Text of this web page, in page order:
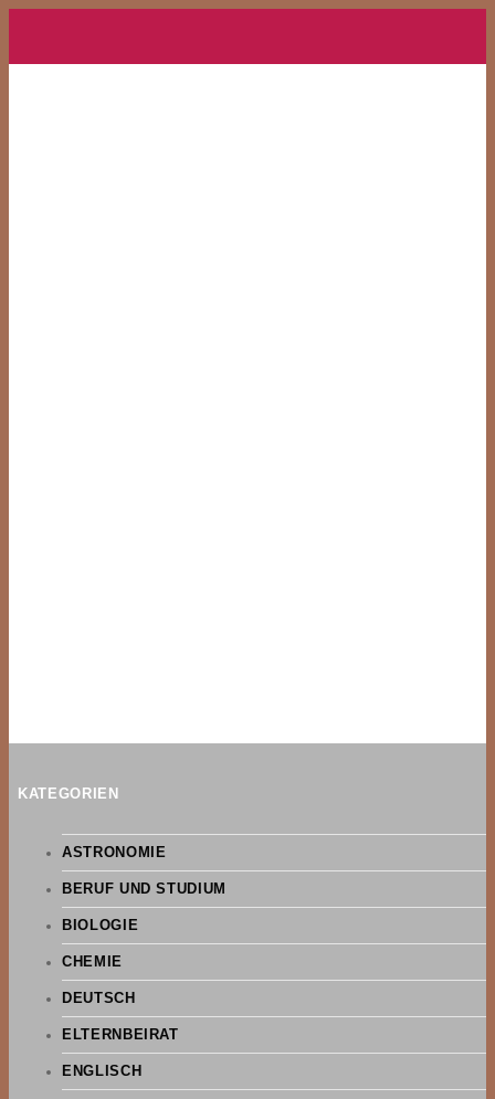
KATEGORIEN
ASTRONOMIE
BERUF UND STUDIUM
BIOLOGIE
CHEMIE
DEUTSCH
ELTERNBEIRAT
ENGLISCH